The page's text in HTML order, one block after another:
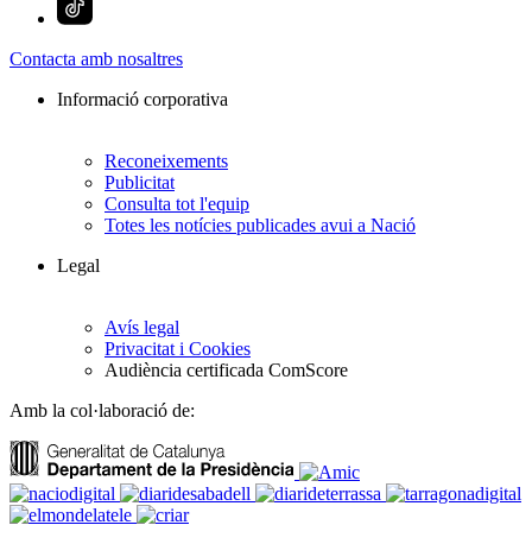
Contacta amb nosaltres
Informació corporativa
Reconeixements
Publicitat
Consulta tot l'equip
Totes les notícies publicades avui a Nació
Legal
Avís legal
Privacitat i Cookies
Audiència certificada ComScore
Amb la col·laboració de: